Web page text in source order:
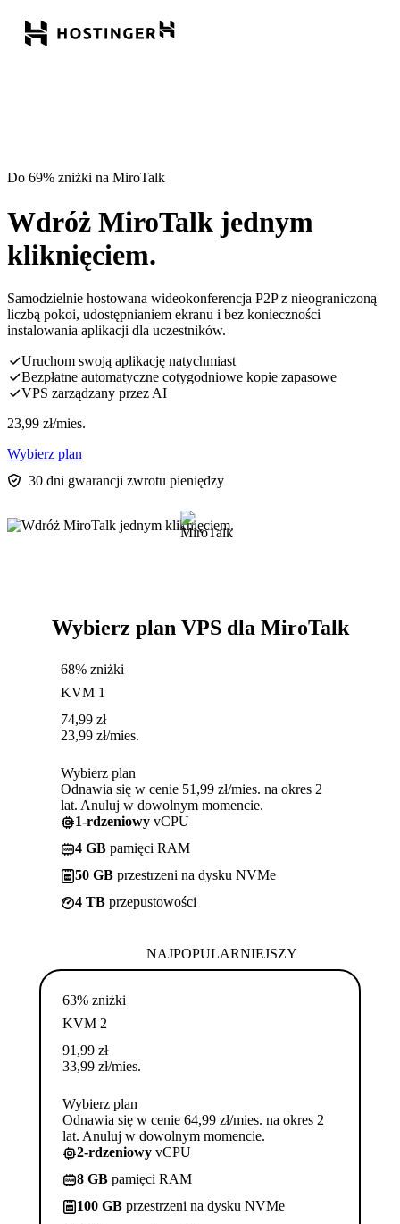
Do 69% zniżki na MiroTalk
Wdróż MiroTalk jednym
kliknięciem.
Samodzielnie hostowana wideokonferencja P2P z nieograniczoną
liczbą pokoi, udostępnianiem ekranu i bez konieczności
instalowania aplikacji dla uczestników.
Uruchom swoją aplikację natychmiast
Bezpłatne automatyczne cotygodniowe kopie zapasowe
VPS zarządzany przez AI
23,99 zł/mies.
Wybierz plan
30 dni gwarancji zwrotu pieniędzy
Wybierz plan VPS dla MiroTalk
68% zniżki
KVM 1
74,99 zł
23,99 zł/mies.
Wybierz plan
Odnawia się w cenie 51,99 zł/mies. na okres 2
lat. Anuluj w dowolnym momencie.
1-rdzeniowy vCPU
4 GB pamięci RAM
50 GB przestrzeni na dysku NVMe
4 TB przepustowości
NAJPOPULARNIEJSZY
63% zniżki
KVM 2
91,99 zł
33,99 zł/mies.
Wybierz plan
Odnawia się w cenie 64,99 zł/mies. na okres 2
lat. Anuluj w dowolnym momencie.
2-rdzeniowy vCPU
8 GB pamięci RAM
100 GB przestrzeni na dysku NVMe